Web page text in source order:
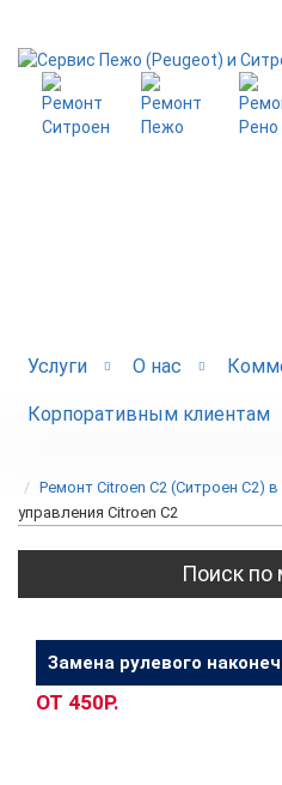
Услуги О нас
Корпоративным клиентам
Ремонт Citroen C2 (Ситроен С2)
управления Citroen C2
Поиск по
Замена рулевого
ОТ 450Р.